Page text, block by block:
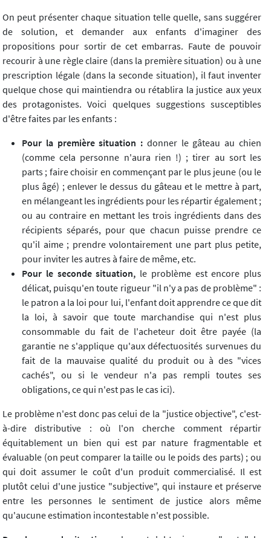
On peut présenter chaque situation telle quelle, sans suggérer
de solution, et demander aux enfants d'imaginer des
propositions pour sortir de cet embarras. Faute de pouvoir
recourir à une règle claire (dans la première situation) ou à une
prescription légale (dans la seconde situation), il faut inventer
quelque chose qui maintiendra ou rétablira la justice aux yeux
des protagonistes. Voici quelques suggestions susceptibles
d'être faites par les enfants :
Pour la première situation : donner le gâteau au chien
(comme cela personne n'aura rien !) ; tirer au sort les
parts ; faire choisir en commençant par le plus jeune (ou le
plus âgé) ; enlever le dessus du gâteau et le mettre à part,
en mélangeant les ingrédients pour les répartir également ;
ou au contraire en mettant les trois ingrédients dans des
récipients séparés, pour que chacun puisse prendre ce
qu'il aime ; prendre volontairement une part plus petite,
pour inviter les autres à faire de même, etc.
Pour le seconde situation, le problème est encore plus
délicat, puisqu'en toute rigueur "il n'y a pas de problème" :
le patron a la loi pour lui, l'enfant doit apprendre ce que dit
la loi, à savoir que toute marchandise qui n'est plus
consommable du fait de l'acheteur doit être payée (la
garantie ne s'applique qu'aux défectuosités survenues du
fait de la mauvaise qualité du produit ou à des "vices
cachés", ou si le vendeur n'a pas rempli toutes ses
obligations, ce qui n'est pas le cas ici).
Le problème n'est donc pas celui de la "justice objective", c'est-
à-dire distributive : où l'on cherche comment répartir
équitablement un bien qui est par nature fragmentable et
évaluable (on peut comparer la taille ou le poids des parts) ; ou
qui doit assumer le coût d'un produit commercialisé. Il est
plutôt celui d'une justice "subjective", qui instaure et préserve
entre les personnes le sentiment de justice alors même
qu'aucune estimation incontestable n'est possible.